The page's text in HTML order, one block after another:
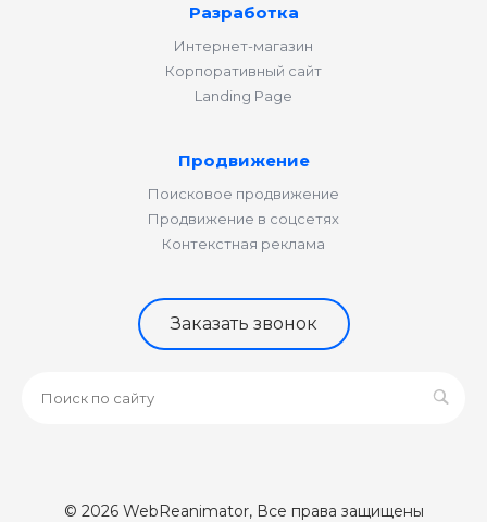
Разработка
Интернет-магазин
Корпоративный сайт
Landing Page
Продвижение
Поисковое продвижение
Продвижение в соцсетях
Контекстная реклама
Заказать звонок
© 2026 WebReanimator, Все права защищены